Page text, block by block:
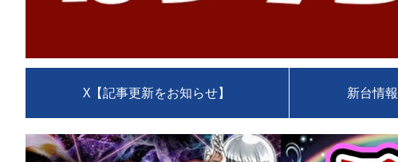
X【記事更新をお知らせ】 新台情報